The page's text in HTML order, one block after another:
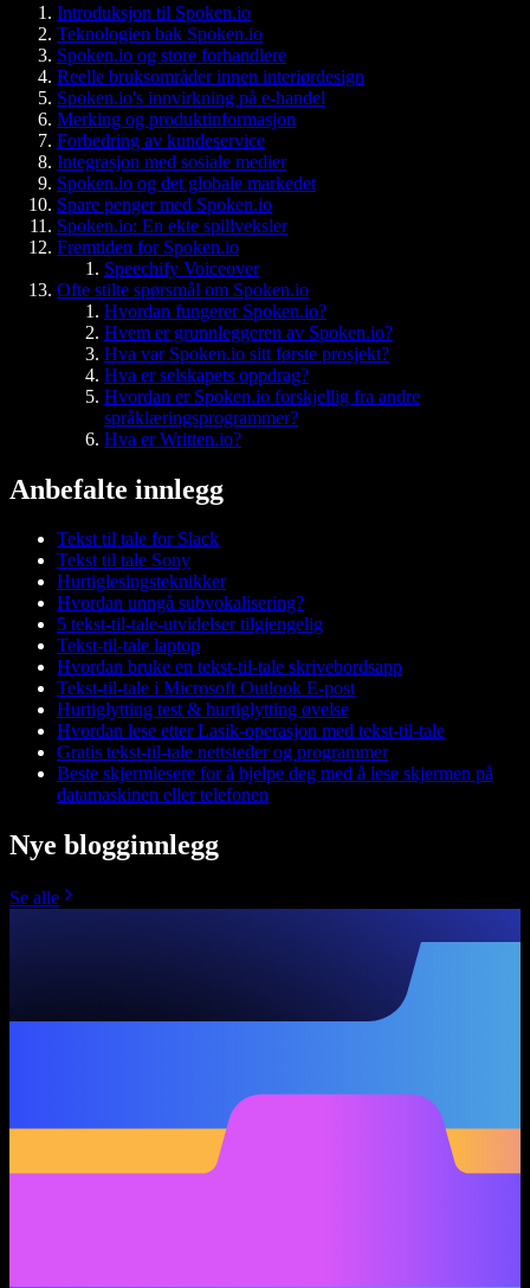
Introduksjon til Spoken.io
Teknologien bak Spoken.io
Spoken.io og store forhandlere
Reelle bruksområder innen interiørdesign
Spoken.io's innvirkning på e-handel
Merking og produktinformasjon
Forbedring av kundeservice
Integrasjon med sosiale medier
Spoken.io og det globale markedet
Spare penger med Spoken.io
Spoken.io: En ekte spillveksler
Fremtiden for Spoken.io
Speechify Voiceover
Ofte stilte spørsmål om Spoken.io
Hvordan fungerer Spoken.io?
Hvem er grunnleggeren av Spoken.io?
Hva var Spoken.io sitt første prosjekt?
Hva er selskapets oppdrag?
Hvordan er Spoken.io forskjellig fra andre
språklæringsprogrammer?
Hva er Written.io?
Anbefalte innlegg
Tekst til tale for Slack
Tekst til tale Sony
Hurtiglesingsteknikker
Hvordan unngå subvokalisering?
5 tekst-til-tale-utvidelser tilgjengelig
Tekst-til-tale laptop
Hvordan bruke en tekst-til-tale skrivebordsapp
Tekst-til-tale i Microsoft Outlook E-post
Hurtiglytting test & hurtiglytting øvelse
Hvordan lese etter Lasik-operasjon med tekst-til-tale
Gratis tekst-til-tale nettsteder og programmer
Beste skjermlesere for å hjelpe deg med å lese skjermen på
datamaskinen eller telefonen
Nye blogginnlegg
Se alle